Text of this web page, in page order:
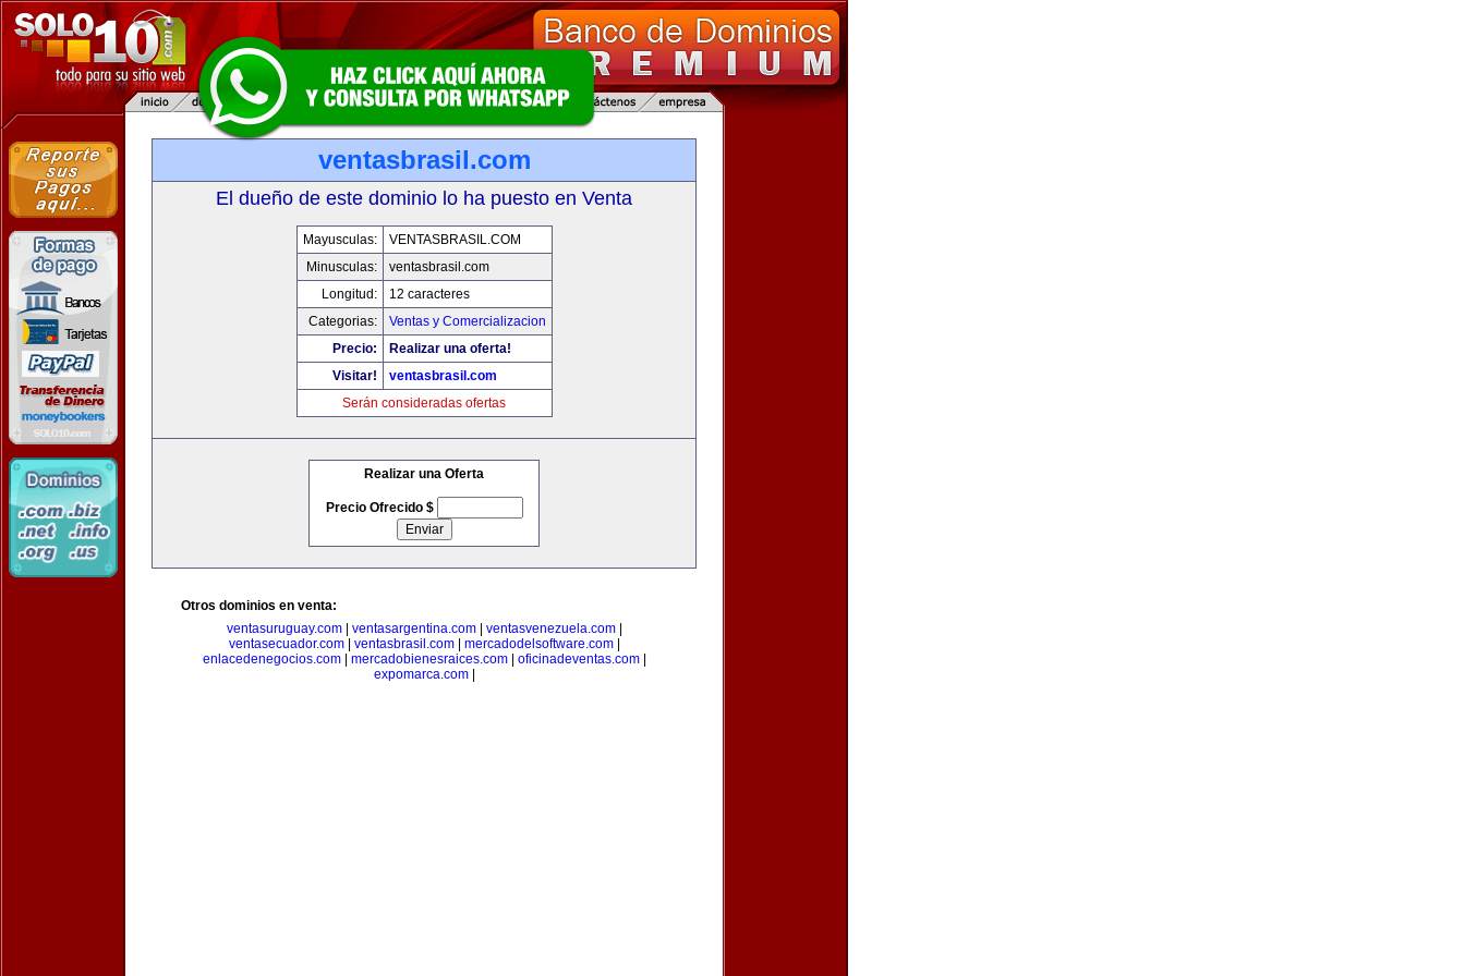
ventasbrasil.com
El dueño de este dominio lo ha puesto en Venta
Mayusculas:
VENTASBRASIL.COM
Minusculas:
ventasbrasil.com
Longitud:
12 caracteres
Categorias:
Ventas y Comercializacion
Precio:
Realizar una oferta!
Visitar!
ventasbrasil.com
Serán consideradas ofertas
Realizar una Oferta
Precio Ofrecido $
Otros dominios en venta:
ventasuruguay.com| ventasargentina.com| ventasvenezuela.com|
ventasecuador.com| ventasbrasil.com| mercadodelsoftware.com|
enlacedenegocios.com| mercadobienesraices.com| oficinadeventas.com|
expomarca.com|